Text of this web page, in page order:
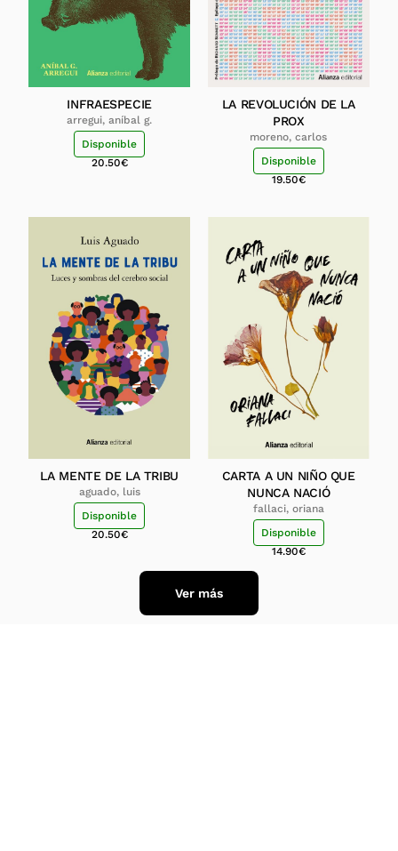
INFRAESPECIE
arregui, aníbal g.
Disponible
20.50€
LA REVOLUCIÓN DE LA
PROX
moreno, carlos
Disponible
19.50€
LA MENTE DE LA TRIBU
aguado, luis
Disponible
20.50€
CARTA A UN NIÑO QUE
NUNCA NACIÓ
fallaci, oriana
Disponible
14.90€
Ver más